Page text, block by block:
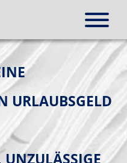
URLAUBSGELD